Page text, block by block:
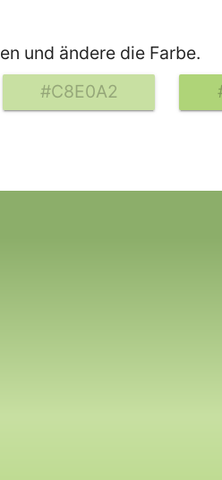
und ändere die Farbe.
#C8E0A2